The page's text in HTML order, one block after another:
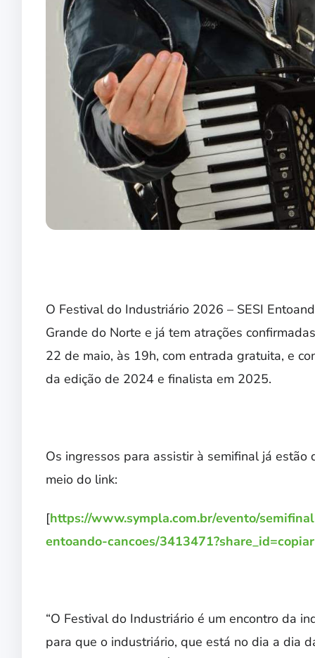
O Festival do Industriário 2026 – SESI
Grande do Norte e já tem atrações
22 de maio, às 19h, com entrada gratuita, e
da edição de 2024 e finalista em 2025.
Os ingressos para assistir à semifinal já
meio do link:
[https://www.sympla.com.br/evento/
entoando-cancoes/
“O Festival do Industriário é um encontro da
para que o industriário, que está no dia a dia